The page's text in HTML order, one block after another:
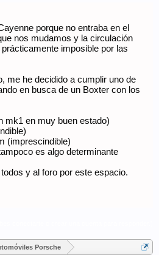
porque no entraba en el
nos mudamos y la circulación
imposible por las
me he decidido a cumplir uno de
en busca de un Boxter con los
mk1 en muy buen estado)
(imprescindible)
es algo determinante
y al foro por este espacio.
Porsche